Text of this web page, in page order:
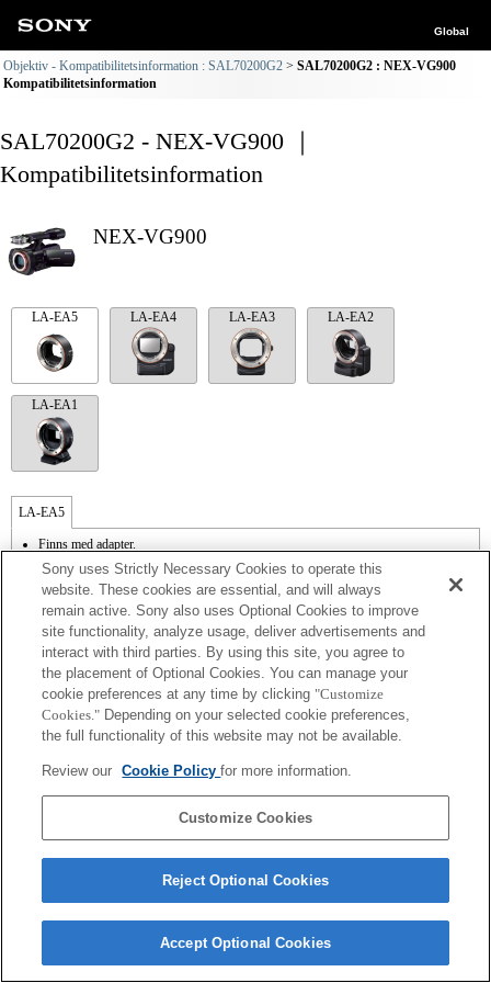
Global
Objektiv - Kompatibilitetsinformation : SAL70200G2
SAL70200G2 : NEX-VG900
Kompatibilitetsinformation
SAL70200G2 - NEX-VG900 ｜
Kompatibilitetsinformation
NEX-VG900
LA-EA5 LA-EA4 LA-EA3 LA-EA2
LA-EA1
LA-EA5
Finns med adapter.
SteadyShot stöds inte.
Bländarens funktionsljud spelas in med den interna mikrofonen.
Fokusområdet kan inte väljas godtyckligt.
Funktionen Focal Plane Phase Detection AF [fassökande autofokus] fungerar inte.
Autofokusfunktionen (AF-S (enkel AF)) kan användas. (orig : Autofokusfunktionen
(AF-S (enkel AF) kan användas. * Om ett A-objektiv används blir
autofokushastigheten lägre än med ett E-objektiv. (Det tar omkring 2 till 7 sekunder
enligt Sonys mätstandard.) Det kan variera beroende på motiv eller ljustyrka i
fotograferingsmiljön.)* Autofokus fungerar inte vid filminspelning.)
Sony uses Strictly Necessary Cookies to operate this
website. These cookies are essential, and will always
remain active. Sony also uses Optional Cookies to improve
site functionality, analyze usage, deliver advertisements and
interact with third parties. By using this site, you agree to
the placement of Optional Cookies. You can manage your
cookie preferences at any time by clicking "Customize
Cookies." Depending on your selected cookie preferences,
the full functionality of this website may not be available.
Review our Cookie Policyfor more information.
Customize Cookies
Reject Optional Cookies
Accept Optional Cookies